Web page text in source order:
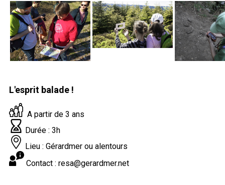
L'esprit balade !
A partir de 3 ans
Durée : 3h
Lieu : Gérardmer ou alentours
Contact : resa@gerardmer.net